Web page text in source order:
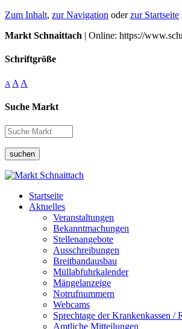
Zum Inhalt, zur Navigation oderzur Startseite
Markt Schnaittach | Online: https://
Schriftgröße
A A A
Suche Markt
suchen
Startseite
Aktuelles
Veranstaltungen
Bekanntmachungen
Stellenangebote
Ausschreibungen
Breitbandausbau
Müllabfuhrkalender
Mängelanzeige
Notrufnummern
Webcams
Sprechtage der Krankenkassen /
Amtliche Mitteilungen